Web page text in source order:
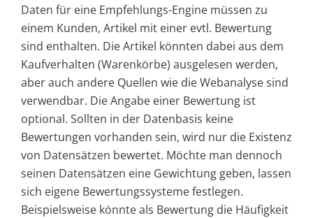
Daten für eine Empfehlungs-Engine müssen zu
einem Kunden, Artikel mit einer evtl. Bewertung
sind enthalten. Die Artikel könnten dabei aus dem
Kaufverhalten (Warenkörbe) ausgelesen werden,
aber auch andere Quellen wie die Webanalyse sind
verwendbar. Die Angabe einer Bewertung ist
optional. Sollten in der Datenbasis keine
Bewertungen vorhanden sein, wird nur die Existenz
von Datensätzen bewertet. Möchte man dennoch
seinen Datensätzen eine Gewichtung geben, lassen
sich eigene Bewertungssysteme festlegen.
Beispielsweise könnte als Bewertung die Häufigkeit